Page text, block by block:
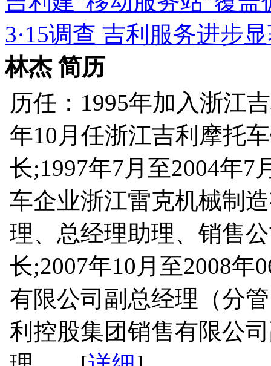
3·15调查 吉利服务进步
林杰 简历
历任：1995年加入浙江
年10月任浙江吉利摩托
长;1997年7月至2004年
车企业浙江雷克机械制
理、总经理助理、销售
长;2007年10月至2008年
有限公司副总经理（分
利控股集团销售有限公